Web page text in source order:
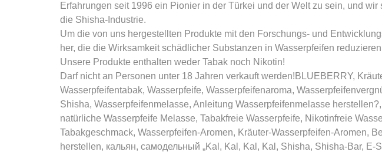
Erfahrungen seit 1996 ein Pionier in der Türkei und der Welt zu sein, und
die Shisha-Industrie.
Um die von uns hergestellten Produkte mit den Forschungs- und
her, die die Wirksamkeit schädlicher Substanzen in Wasserpfeifen
Unsere Produkte enthalten weder Tabak noch Nikotin!
Darf nicht an Personen unter 18 Jahren verkauft werden!BLUEBERRY,
Wasserpfeifentabak, Wasserpfeife, Wasserpfeifenaroma,
Shisha, Wasserpfeifenmelasse, Anleitung Wasserpfeifenmelasse
natürliche Wasserpfeife Melasse, Tabakfreie Wasserpfeife, Nikotinfreie
Tabakgeschmack, Wasserpfeifen-Aromen, Kräuter-Wasserpfeifen-Aromen,
herstellen, кальян, самодельный „Kal, Kal, Kal, Kal, Shisha, Shisha-Bar,